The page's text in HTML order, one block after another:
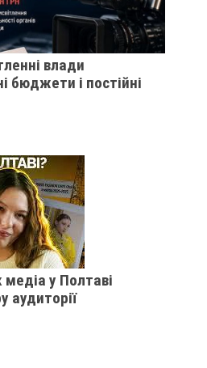
РОЗШУКУЄ 69-
МИХАЙЛА УДОДА
12 листопада 2025
влади
бюджети і постійні
у Полтаві
аудиторії